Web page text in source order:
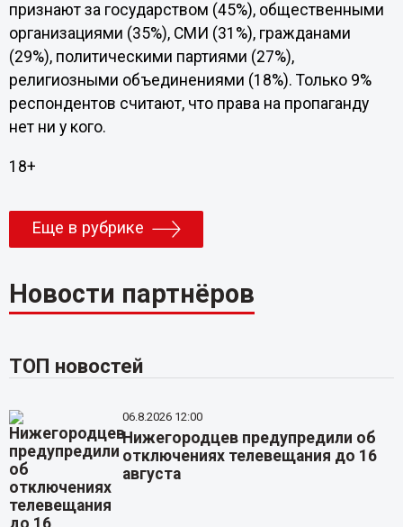
признают за государством (45%), общественными
организациями (35%), СМИ (31%), гражданами
(29%), политическими партиями (27%),
религиозными объединениями (18%). Только 9%
респондентов считают, что права на пропаганду
нет ни у кого.
18+
Еще в рубрике
Новости партнёров
ТОП новостей
06.8.2026 12:00
Нижегородцев предупредили об
отключениях телевещания до 16
августа